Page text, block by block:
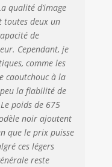
qualité d’image
toutes deux un
de
Cependant, je
comme les
caoutchouc à la
la fiabilité de
poids de 675
noir ajoutent
que le prix puisse
ces légers
reste